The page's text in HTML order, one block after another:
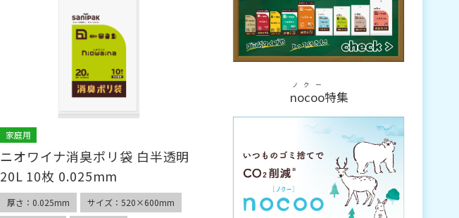
家庭用
ニオワイナ消臭ポリ袋 白半透明
20L 10枚 0.025mm
厚さ：0.025mm
サイズ：520×600mm
nocoo
ノクー
特集